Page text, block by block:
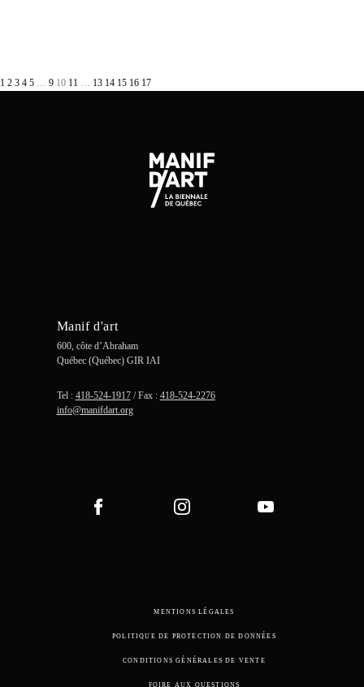
1 2 3 4 5 … 9 10 11 … 13 14 15 16 17
Manif d'art
600, côte d’Abraham
Québec (Québec) GIR IAI
Tel : 418-524-1917/ Fax : 418-524-2276
info@manifdart.org
MENTIONS LÉGALES
POLITIQUE DE PROTECTION DE DONNÉES
CONDITIONS GÉNÉRALES DE VENTE
FOIRE AUX QUESTIONS